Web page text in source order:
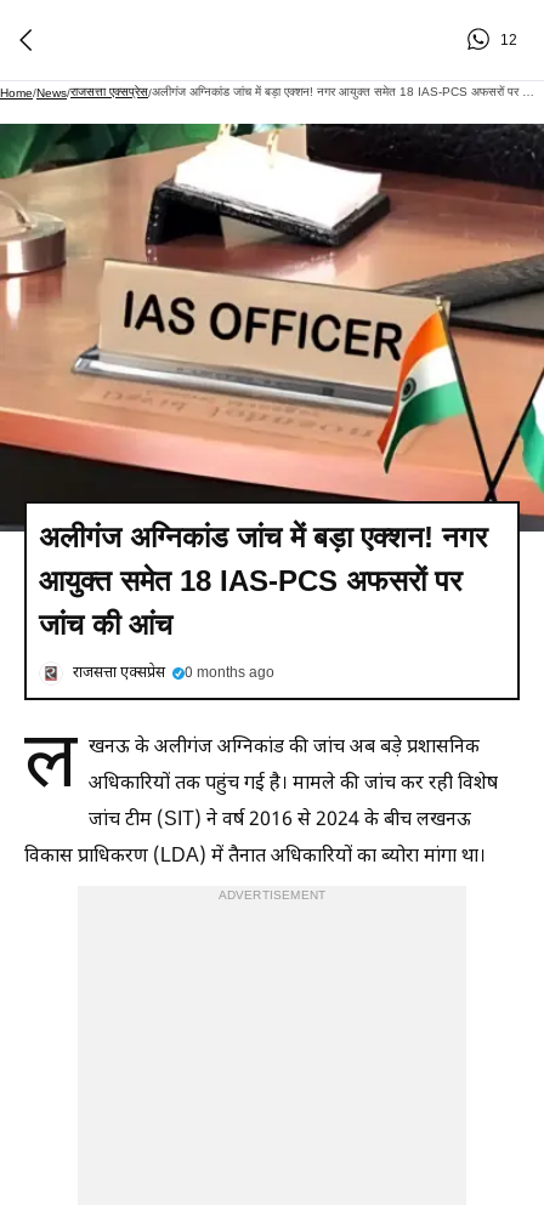
12
Home/News/राजसत्ता एक्सप्रेस/
अलीगंज अग्निकांड जांच में बड़ा एक्शन! नगर
आयुक्त समेत 18 IAS-PCS अफसरों पर
जांच की आंच
राजसत्ता एक्सप्रेस 0 months ago
ल खनऊ के अलीगंज अग्निकांड की जांच अब बड़े प्रशासनिक
अधिकारियों तक पहुंच गई है। मामले की जांच कर रही विशेष
जांच टीम (SIT) ने वर्ष 2016 से 2024 के बीच लखनऊ
विकास प्राधिकरण (LDA) में तैनात अधिकारियों का ब्योरा मांगा था।
ADVERTISEMENT